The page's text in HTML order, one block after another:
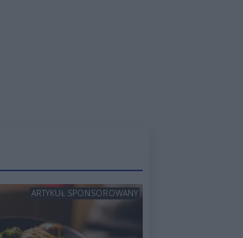
ARTYKUŁ SPONSOROWANY